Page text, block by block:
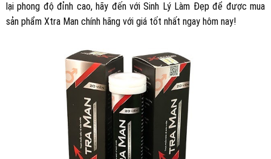
lại phong độ đỉnh cao, hãy đến với Sinh Lý Làm Đẹp để được mua
sản phẩm Xtra Man chính hãng với giá tốt nhất ngay hôm nay!